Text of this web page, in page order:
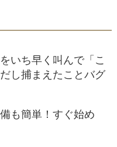
いち早く叫んで「こ
し捕まえたことバグ
も簡単！すぐ始め